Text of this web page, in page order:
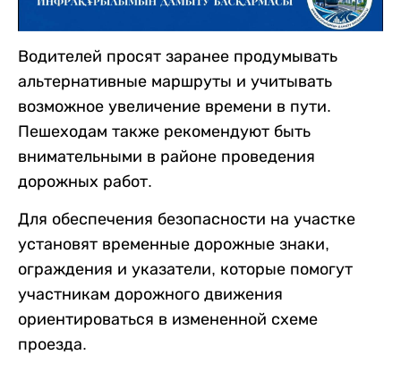
Водителей просят заранее продумывать
альтернативные маршруты и учитывать
возможное увеличение времени в пути.
Пешеходам также рекомендуют быть
внимательными в районе проведения
дорожных работ.
Для обеспечения безопасности на участке
установят временные дорожные знаки,
ограждения и указатели, которые помогут
участникам дорожного движения
ориентироваться в измененной схеме
проезда.